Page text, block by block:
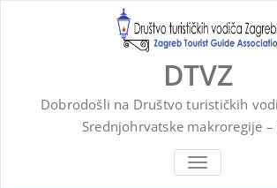
DTVZ
Dobrodošli na Društvo turističkih
Srednjohrvatske makroregije –
ZATVORI
NAVIGACIJU